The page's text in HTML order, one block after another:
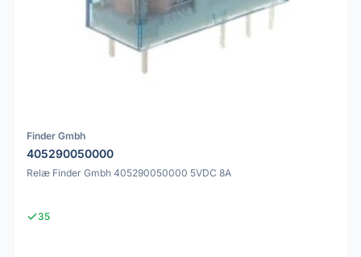
Finder Gmbh
405290050000
Relæ Finder Gmbh 405290050000 5VDC 8A
35